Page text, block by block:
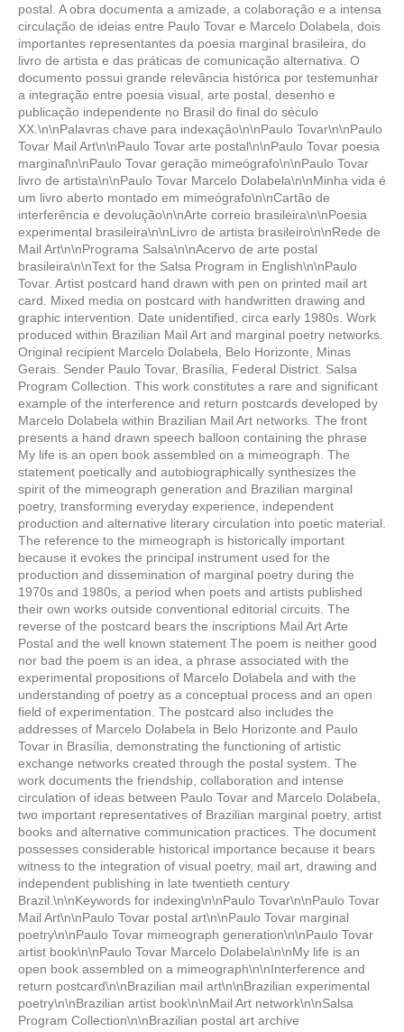
postal. A obra documenta a amizade, a colaboração e a intensa
circulação de ideias entre Paulo Tovar e Marcelo Dolabela, dois
importantes representantes da poesia marginal brasileira, do
livro de artista e das práticas de comunicação alternativa. O
documento possui grande relevância histórica por testemunhar
a integração entre poesia visual, arte postal, desenho e
publicação independente no Brasil do final do século
XX.\n\nPalavras chave para indexação\n\nPaulo Tovar\n\nPaulo
Tovar Mail Art\n\nPaulo Tovar arte postal\n\nPaulo Tovar poesia
marginal\n\nPaulo Tovar geração mimeógrafo\n\nPaulo Tovar
livro de artista\n\nPaulo Tovar Marcelo Dolabela\n\nMinha vida é
um livro aberto montado em mimeógrafo\n\nCartão de
interferência e devolução\n\nArte correio brasileira\n\nPoesia
experimental brasileira\n\nLivro de artista brasileiro\n\nRede de
Mail Art\n\nPrograma Salsa\n\nAcervo de arte postal
brasileira\n\nText for the Salsa Program in English\n\nPaulo
Tovar. Artist postcard hand drawn with pen on printed mail art
card. Mixed media on postcard with handwritten drawing and
graphic intervention. Date unidentified, circa early 1980s. Work
produced within Brazilian Mail Art and marginal poetry networks.
Original recipient Marcelo Dolabela, Belo Horizonte, Minas
Gerais. Sender Paulo Tovar, Brasília, Federal District. Salsa
Program Collection. This work constitutes a rare and significant
example of the interference and return postcards developed by
Marcelo Dolabela within Brazilian Mail Art networks. The front
presents a hand drawn speech balloon containing the phrase
My life is an open book assembled on a mimeograph. The
statement poetically and autobiographically synthesizes the
spirit of the mimeograph generation and Brazilian marginal
poetry, transforming everyday experience, independent
production and alternative literary circulation into poetic material.
The reference to the mimeograph is historically important
because it evokes the principal instrument used for the
production and dissemination of marginal poetry during the
1970s and 1980s, a period when poets and artists published
their own works outside conventional editorial circuits. The
reverse of the postcard bears the inscriptions Mail Art Arte
Postal and the well known statement The poem is neither good
nor bad the poem is an idea, a phrase associated with the
experimental propositions of Marcelo Dolabela and with the
understanding of poetry as a conceptual process and an open
field of experimentation. The postcard also includes the
addresses of Marcelo Dolabela in Belo Horizonte and Paulo
Tovar in Brasília, demonstrating the functioning of artistic
exchange networks created through the postal system. The
work documents the friendship, collaboration and intense
circulation of ideas between Paulo Tovar and Marcelo Dolabela,
two important representatives of Brazilian marginal poetry, artist
books and alternative communication practices. The document
possesses considerable historical importance because it bears
witness to the integration of visual poetry, mail art, drawing and
independent publishing in late twentieth century
Brazil.\n\nKeywords for indexing\n\nPaulo Tovar\n\nPaulo Tovar
Mail Art\n\nPaulo Tovar postal art\n\nPaulo Tovar marginal
poetry\n\nPaulo Tovar mimeograph generation\n\nPaulo Tovar
artist book\n\nPaulo Tovar Marcelo Dolabela\n\nMy life is an
open book assembled on a mimeograph\n\nInterference and
return postcard\n\nBrazilian mail art\n\nBrazilian experimental
poetry\n\nBrazilian artist book\n\nMail Art network\n\nSalsa
Program Collection\n\nBrazilian postal art archive